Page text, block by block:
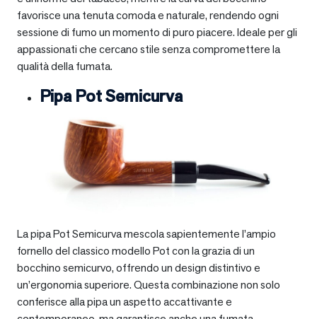
favorisce una tenuta comoda e naturale, rendendo ogni
sessione di fumo un momento di puro piacere. Ideale per gli
appassionati che cercano stile senza compromettere la
qualità della fumata.
Pipa Pot Semicurva
La pipa Pot Semicurva mescola sapientemente l’ampio
fornello del classico modello Pot con la grazia di un
bocchino semicurvo, offrendo un design distintivo e
un’ergonomia superiore. Questa combinazione non solo
conferisce alla pipa un aspetto accattivante e